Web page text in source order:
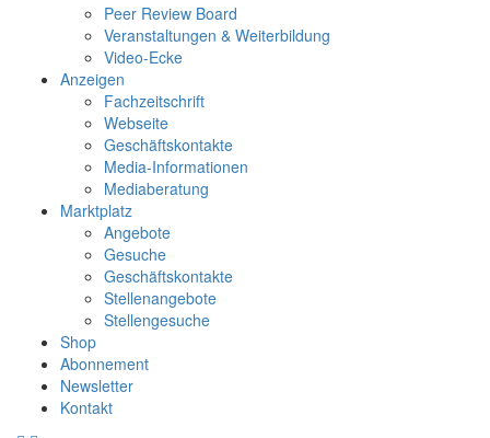
Peer Review Board
Veranstaltungen & Weiterbildung
Video-Ecke
Anzeigen
Fachzeitschrift
Webseite
Geschäftskontakte
Media-Informationen
Mediaberatung
Marktplatz
Angebote
Gesuche
Geschäftskontakte
Stellenangebote
Stellengesuche
Shop
Abonnement
Newsletter
Kontakt